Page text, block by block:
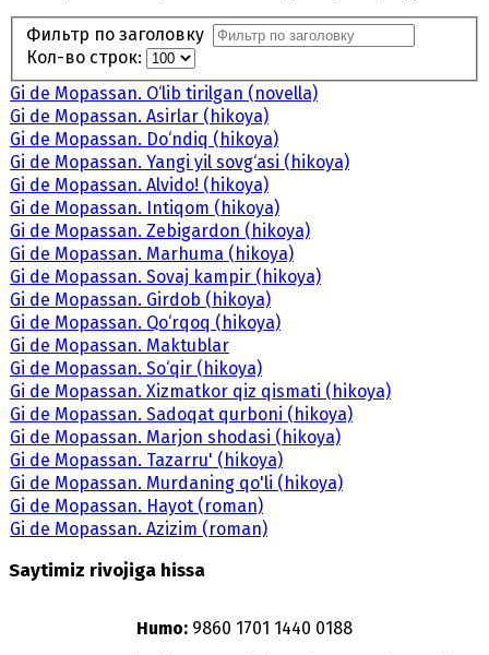
Фильтр по заголовку
Кол-во строк:
Gi de Mopassan. O‘lib tirilgan (novella)
Gi de Mopassan. Asirlar (hikoya)
Gi de Mopassan. Do‘ndiq (hikoya)
Gi de Mopassan. Yangi yil sovg‘asi (hikoya)
Gi de Mopassan. Alvido! (hikoya)
Gi de Mopassan. Intiqom (hikoya)
Gi de Mopassan. Zebigardon (hikoya)
Gi de Mopassan. Marhuma (hikoya)
Gi de Mopassan. Sovaj kampir (hikoya)
Gi de Mopassan. Girdob (hikoya)
Gi de Mopassan. Qo‘rqoq (hikoya)
Gi de Mopassan. Maktublar
Gi de Mopassan. So‘qir (hikoya)
Gi de Mopassan. Xizmatkor qiz qismati (hikoya)
Gi de Mopassan. Sadoqat qurboni (hikoya)
Gi de Mopassan. Marjon shodasi (hikoya)
Gi de Mopassan. Tazarru' (hikoya)
Gi de Mopassan. Murdaning qo'li (hikoya)
Gi de Mopassan. Hayot (roman)
Gi de Mopassan. Azizim (roman)
Saytimiz rivojiga hissa
Humo: 9860 1701 1440 0188